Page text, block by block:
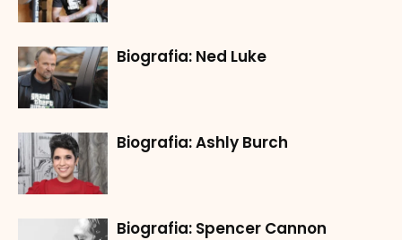
Biografia: Ned Luke
Biografia: Ashly Burch
Biografia: Spencer Cannon